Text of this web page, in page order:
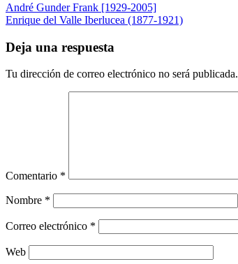
André Gunder Frank [1929-2005]
Enrique del Valle Iberlucea (1877-1921)
Deja una respuesta
Tu dirección de correo electrónico no será publicada.
Comentario *
Nombre *
Correo electrónico *
Web